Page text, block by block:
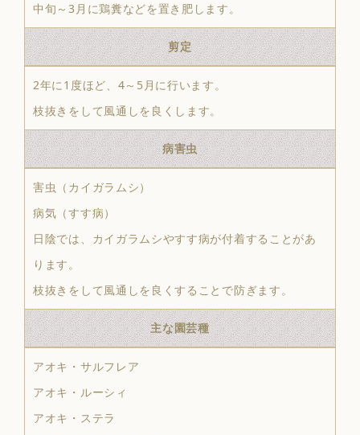
中旬～3月に鶏糞などを置き肥します。
剪定
2年に1度ほど、4～5月に行います。
枝抜きをして風通しを良くします。
病害虫
害虫（カイガラムシ）
病気（すす病）
日陰では、カイガラムシやすす病が付着することがあ
ります。
枝抜きをして風通しを良くすることで防ぎます。
主な園芸種
アオキ・サルフレア
アオキ・ルーシィ
アオキ・ステラ